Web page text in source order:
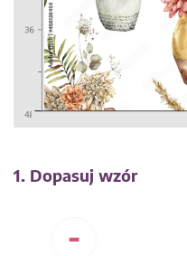
1. Dopasuj wzór
-